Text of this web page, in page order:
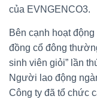
của EVNGENCO3.
Bên cạnh hoạt
đồng cổ đông
sinh viên giỏi” lần
Người lao động
Công ty đã tổ chức